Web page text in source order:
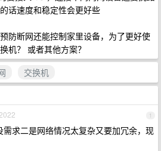
话速度和稳定性会更好些
防断网还能控制家里设备，为了更好使
机？ 或者其他方案？
交换机
1
求二是网络情况太复杂又要加冗余，现